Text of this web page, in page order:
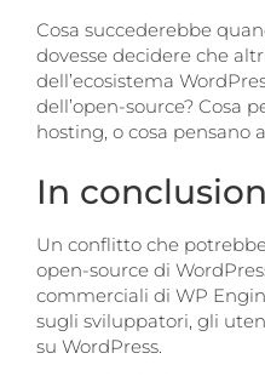
Cosa succederebbe
dovesse decidere che
dell’ecosistema
dell’open-source? Cosa
hosting, o cosa pensano
In
Un conflitto che
open-source di
commerciali di WP
sugli sviluppatori, gli
su WordPress.